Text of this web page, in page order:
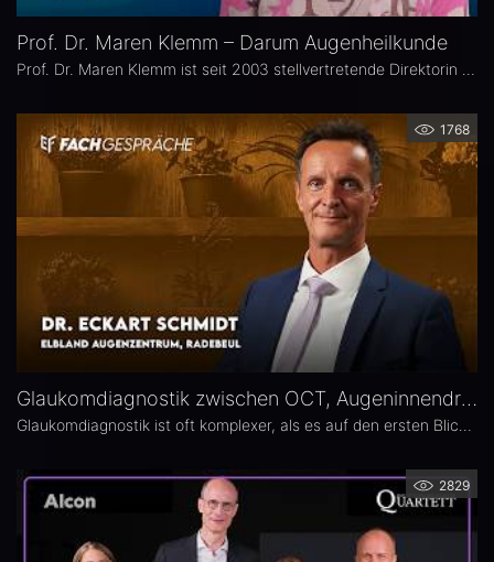
Prof. Dr. Maren Klemm – Darum Augenheilkunde
Prof. Dr. Maren Klemm ist seit 2003 stellvertretende Direktorin der Universitäts-Augenklinik Hamburg Eppendorf und leitet dort den Bereich Glaukom. Ihr Schwerpunkt liegt auf der Chirurgie des gesamten vorderen Augenabschnittes, insbesondere der Glaukom-, refraktiven und Hornhaut-Chirurgie.
1768
Glaukomdiagnostik zwischen OCT, Augeninnendruck und Gesichtsfeld – Dr. Eckart Schmidt
2829